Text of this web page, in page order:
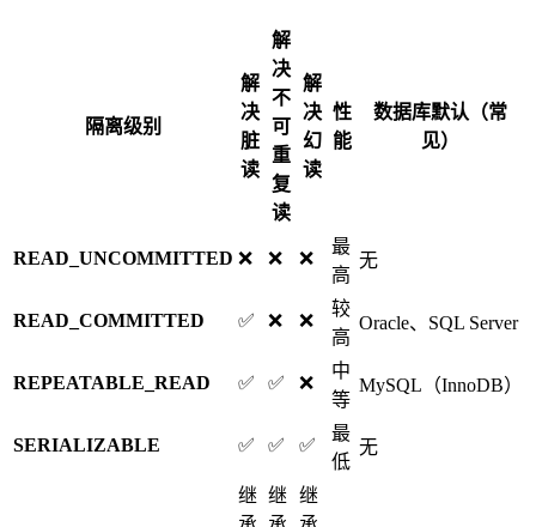
隔离级别
解
决
脏
读
解
决
不
可
重
复
读
解
决
幻
读
性
能
数据库默认（常
见）
READ_UNCOMMITTED ❌ ❌ ❌
最
高
无
READ_COMMITTED ✅ ❌ ❌
较
高
Oracle、SQL Server
REPEATABLE_READ ✅ ✅ ❌
中
等
MySQL（InnoDB）
SERIALIZABLE ✅ ✅ ✅
最
低
无
继 继 继